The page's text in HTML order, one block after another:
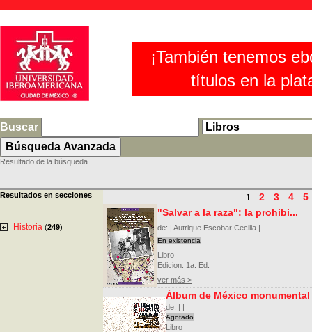
¡También tenemos
títulos en la
Buscar
Resultado de la búsqueda.
Resultados en secciones
Historia (249)
1 2 3 4
5
"Salvar a la raza": la prohibi...
de: | Autrique Escobar Cecilia |
En existencia
Libro
Edicion: 1a. Ed.
ver más >
Álbum de México monumental
de: | |
Agotado
Libro